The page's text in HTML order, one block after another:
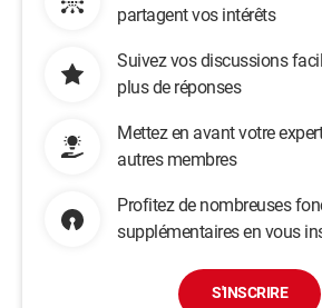
partagent vos intérêts
Suivez vos discussions
plus de réponses
Mettez en avant votre
autres membres
Profitez de nombreuses
supplémentaires en vous
S'INSCRIRE